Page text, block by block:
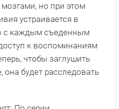
мозгами, но при этом
устраивается в
с каждым съеденным
к воспоминаниям
чтобы заглушить
она будет расследовать